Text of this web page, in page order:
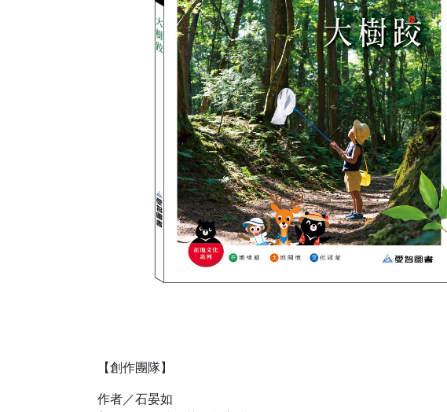
【創作團隊】
作者／石晏如